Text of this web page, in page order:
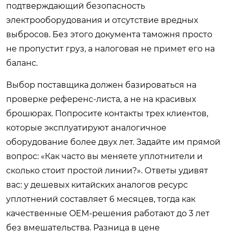
подтверждающий безопасность
электрооборудования и отсутствие вредных
выбросов. Без этого документа таможня просто
не пропустит груз, а налоговая не примет его на
баланс.
Выбор поставщика должен базироваться на
проверке референс-листа, а не на красивых
брошюрах. Попросите контакты трех клиентов,
которые эксплуатируют аналогичное
оборудование более двух лет. Задайте им прямой
вопрос: «Как часто вы меняете уплотнители и
сколько стоит простой линии?». Ответы удивят
вас: у дешевых китайских аналогов ресурс
уплотнений составляет 6 месяцев, тогда как
качественные OEM-решения работают до 3 лет
без вмешательства. Разница в цене